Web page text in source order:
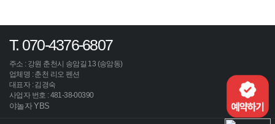
T. 070-4376-6807
주소 : 강원 춘천시 송암길 13 (송암동)
업체명 : 춘천 리오 펜션
대표자 : 김경숙
사업자 번호 : 481-38-00390
야놀자 YBS